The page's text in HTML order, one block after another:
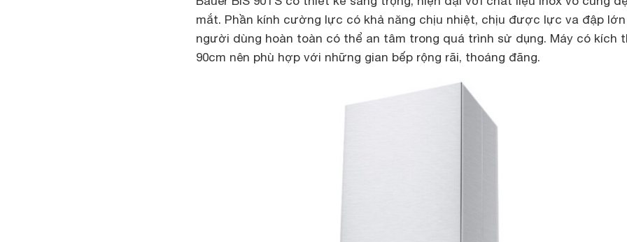
mắt. Phần kính cường lực có khả năng chịu nhiệt, chịu được lực va đập lớn
người dùng hoàn toàn có thể an tâm trong quá trình sử dụng. Máy có kích
90cm nên phù hợp với những gian bếp rộng rãi, thoáng đãng.